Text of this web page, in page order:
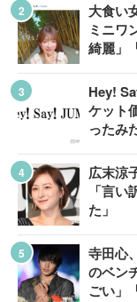
大食い
ミニワ
綺麗」
Hey!
ケット
ったみ
広末涼
「言
た」
寺田心
のベン
ごい」